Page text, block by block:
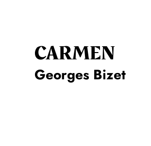
CARMEN
Georges Bizet